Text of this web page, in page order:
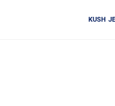
KUSH